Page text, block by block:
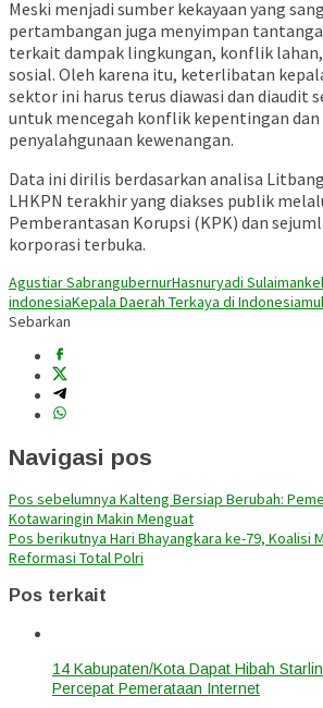
Meski menjadi sumber kekayaan yang
pertambangan juga menyimpan
terkait dampak lingkungan, konflik
sosial. Oleh karena itu, keterlibatan
sektor ini harus terus diawasi dan diaudit
untuk mencegah konflik kepentingan
penyalahgunaan kewenangan.
Data ini dirilis berdasarkan analisa
LHKPN terakhir yang diakses publik
Pemberantasan Korupsi (KPK) dan
korporasi terbuka.
Agustiar SabrangubernurHasnuryadi Sulaiman
indonesiaKepala Daerah Terkaya di Indonesia
Sebarkan
Navigasi pos
Pos sebelumnya Kalteng Bersiap Berubah:
Kotawaringin Makin Menguat
Pos berikutnya Hari Bhayangkara ke-79, Koalisi
Reformasi Total Polri
Pos terkait
14 Kabupaten/Kota Dapat Hibah
Percepat Pemerataan Internet